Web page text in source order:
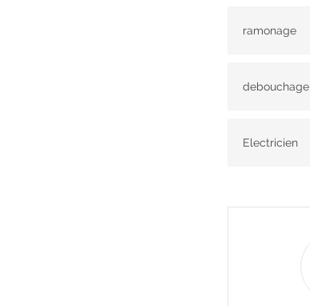
ramonage
debouchage
Electricien